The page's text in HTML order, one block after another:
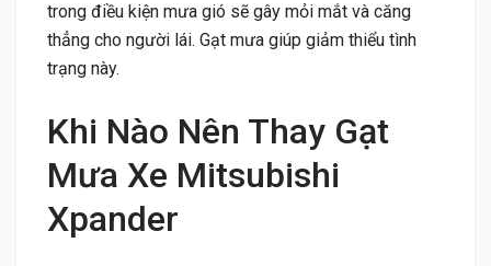
trong điều kiện mưa gió sẽ gây mỏi mắt và căng
thẳng cho người lái. Gạt mưa giúp giảm thiểu tình
trạng này.
Khi Nào Nên Thay Gạt
Mưa Xe Mitsubishi
Xpander